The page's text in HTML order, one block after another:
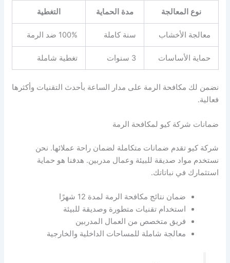
نوع المعالجة مدة الحماية التغطية
معالجة الأخشاب سنة كاملة 100% ضد الرمة
حماية الأساسات 3 سنوات تغطية شاملة
نضمن لك مكافحة الرمة على مدار الساعة بأحدث التقنيات وأكثرها
فعالية.
ضمانات شركة كيو لمكافحة الرمة
شركة كيو تقدم ضمانات متكاملة لضمان راحة عملائها. نحن
نستخدم مواد صديقة للبيئة وعمال مدربين. هدفنا هو حماية
استثمارك في نباتاتك.
ضمان نتائج مكافحة الرمة لمدة 12 شهرًا
استخدام تقنيات متطورة وصديقة للبيئة
فريق متخصص من العمال المدربين
معالجة شاملة للمساحات الداخلية والخارجية